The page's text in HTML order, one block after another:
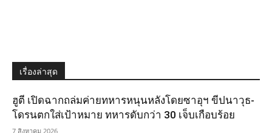
เรื่องล่าสุด
ฮูตี เปิดฉากถล่มค่ายทหารหนุนหลังโดยซาอุฯ ขีปนาวุธ-
โดรนตกใส่เป้าหมาย ทหารดับกว่า 30 เจ็บเกือบร้อย
7 สิงหาคม 2026